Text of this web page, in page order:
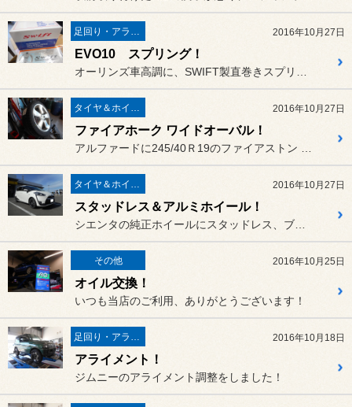
足回り・アライメント 2016年10月27日
EVO10 スプリング！
タイヤ＆ホイール 2016年10月27日
ファイアホーク ワイドオーバル！
タイヤ＆ホイール 2016年10月27日
スタッドレス＆アルミホイール！
その他 2016年10月25日
オイル交換！
いつも当店のご利用、ありがとうございます！
足回り・アライメント 2016年10月18日
アライメント！
ジムニーのアライメント調整をしました！